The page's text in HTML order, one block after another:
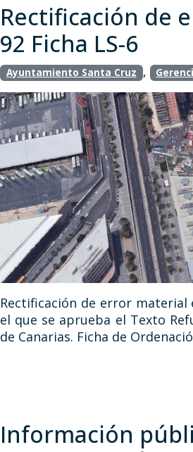
Rectificación de
92 Ficha LS-6
Ayuntamiento Santa Cruz ,
Rectificación de error material
el que se aprueba el Texto
de Canarias. Ficha de
Información